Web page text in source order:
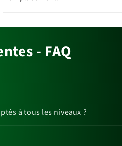
- FAQ
à tous les niveaux ?